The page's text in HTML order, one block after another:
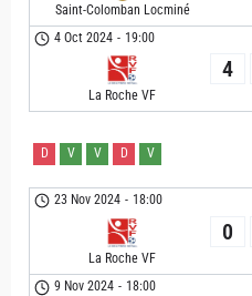
Saint-Colomban Locminé
4 Oct 2024 - 19:00
La Roche VF
4
D V V D V
23 Nov 2024 - 18:00
La Roche VF
0
9 Nov 2024 - 18:00